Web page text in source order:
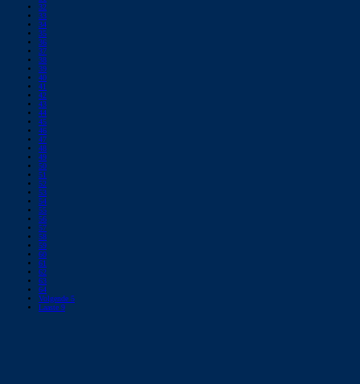
32
33
34
35
36
37
38
39
40
41
42
43
44
45
46
47
48
49
50
51
52
53
54
55
56
57
58
59
60
61
62
63
64
Volgende 5
Laaste 9